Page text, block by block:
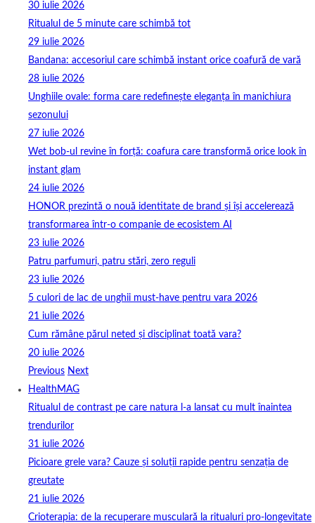
30 iulie 2026
Ritualul de 5 minute care schimbă tot
29 iulie 2026
Bandana: accesoriul care schimbă instant orice coafură de vară
28 iulie 2026
Unghiile ovale: forma care redefinește eleganța în manichiura
sezonului
27 iulie 2026
Wet bob-ul revine în forță: coafura care transformă orice look în
instant glam
24 iulie 2026
HONOR prezintă o nouă identitate de brand și își accelerează
transformarea într-o companie de ecosistem AI
23 iulie 2026
Patru parfumuri, patru stări, zero reguli
23 iulie 2026
5 culori de lac de unghii must‑have pentru vara 2026
21 iulie 2026
Cum rămâne părul neted și disciplinat toată vara?
20 iulie 2026
Previous Next
HealthMAG
Ritualul de contrast pe care natura l-a lansat cu mult înaintea
trendurilor
31 iulie 2026
Picioare grele vara? Cauze și soluții rapide pentru senzația de
greutate
21 iulie 2026
Crioterapia: de la recuperare musculară la ritualuri pro‑longevitate